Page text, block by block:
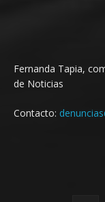
Fernanda Tapia,
de Noticias
Contacto: